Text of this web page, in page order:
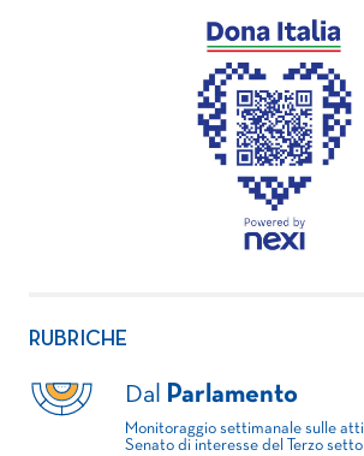
RUBRICHE
Dal Parlamento
Monitoraggio settimanale sulle
Senato di interesse del Terzo